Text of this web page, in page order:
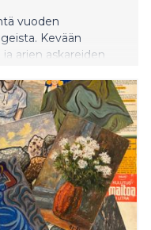
vuoden
Kevään
arjen askareiden
osoittaa,
on nyt selvässä